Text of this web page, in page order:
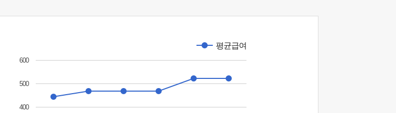
평균급여
400
500
600